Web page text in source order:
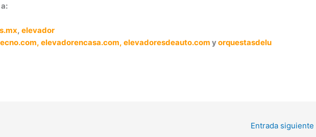
,elevador
elevadorencasa.com, elevadoresdeauto.com yorquestasdelu
Entrada siguiente